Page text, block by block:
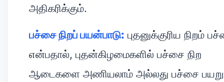
அதிகரிக்கும்.
பச்சை நிறப் பயன்பாடு: புதனுக்குரிய நிறம்
என்பதால், புதன்கிழமைகளில் பச்சை நிற
ஆடைகளை அணியலாம் அல்லது பச்சை பயறு